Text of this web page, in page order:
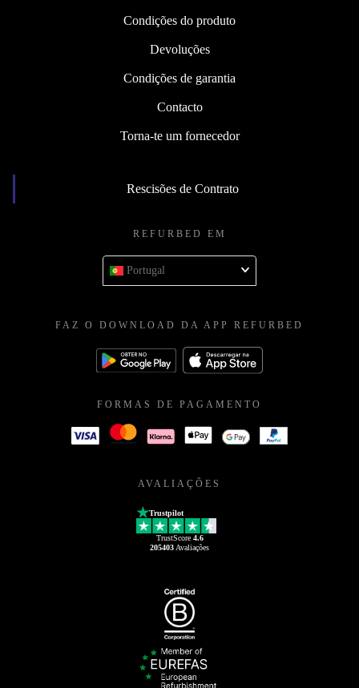
Condições do produto
Devoluções
Condições de garantia
Contacto
Torna-te um fornecedor
Rescisões de Contrato
REFURBED EM
Portugal
FAZ O DOWNLOAD DA APP REFURBED
FORMAS DE PAGAMENTO
AVALIAÇÕES
Trustpilot
TrustScore 4.6
205403 Avaliações